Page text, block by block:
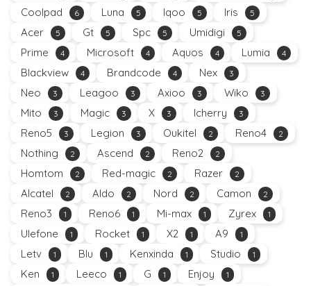
Coolpad 6 Luna 5 Iqoo 5 Iris 5
Acer 5 Gt 5 Spc 5 Umidigi 5
Prime 4 Microsoft 4 Aquos 4 Lumia 4
Blackview 4 Brandcode 4 Nex 3
Neo 3 Leagoo 3 Axioo 3 Wiko 3
Mito 3 Magic 3 X 3 Icherry 3
Reno5 3 Legion 3 Oukitel 2 Reno4 2
Nothing 2 Ascend 2 Reno2 2
Homtom 2 Red-magic 2 Razer 2
Alcatel 2 Aldo 2 Nord 2 Camon 2
Reno3 1 Reno6 1 Mi-max 1 Zyrex 1
Ulefone 1 Rocket 1 X2 1 A9 1
Letv 1 Blu 1 Kenxinda 1 Studio 1
Ken 1 Leeco 1 G 1 Enjoy 1